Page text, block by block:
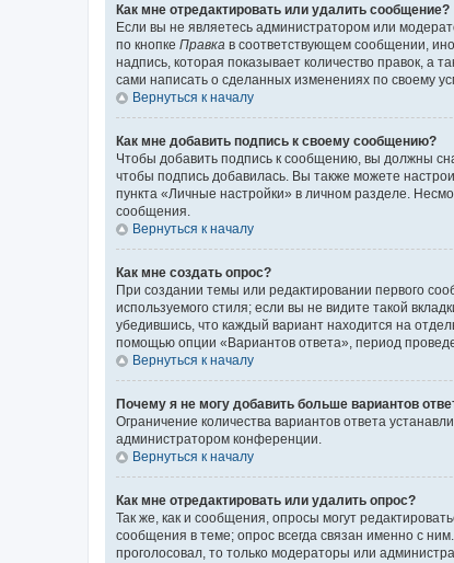
Как мне отредактировать или удалить сообщение?
Если вы не являетесь администратором или
по кнопке Правка в соответствующем сообщении,
надпись, которая показывает количество правок, а
сами написать о сделанных изменениях по своему
Вернуться к началу
Как мне добавить подпись к своему сообщению?
Чтобы добавить подпись к сообщению, вы должны
чтобы подпись добавилась. Вы также можете
пункта «Личные настройки» в личном разделе.
сообщения.
Вернуться к началу
Как мне создать опрос?
При создании темы или редактировании первого
используемого стиля; если вы не видите такой
убедившись, что каждый вариант находится на
помощью опции «Вариантов ответа», период
Вернуться к началу
Почему я не могу добавить больше вариантов
Ограничение количества вариантов ответа
администратором конференции.
Вернуться к началу
Как мне отредактировать или удалить опрос?
Так же, как и сообщения, опросы могут
сообщения в теме; опрос всегда связан именно с
проголосовал, то только модераторы или